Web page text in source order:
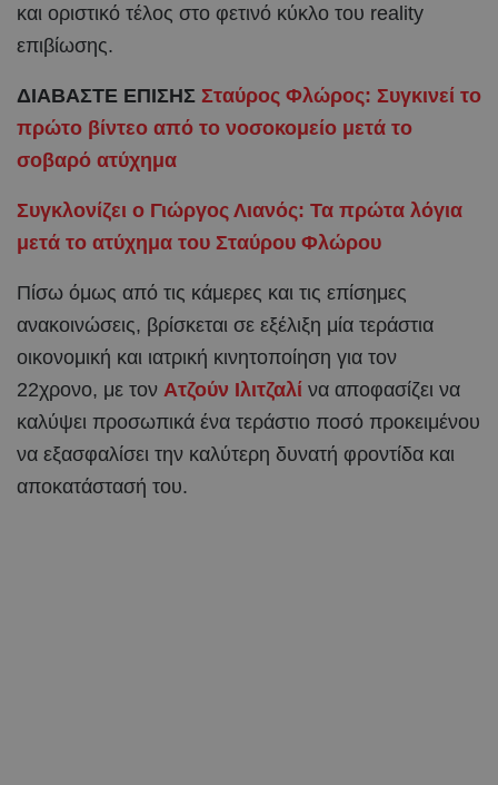
και οριστικό τέλος στο φετινό κύκλο του reality
επιβίωσης.
ΔΙΑΒΑΣΤΕ ΕΠΙΣΗΣ Σταύρος Φλώρος: Συγκινεί το
πρώτο βίντεο από το νοσοκομείο μετά το
σοβαρό ατύχημα
Συγκλονίζει ο Γιώργος Λιανός: Τα πρώτα λόγια
μετά το ατύχημα του Σταύρου Φλώρου
Πίσω όμως από τις κάμερες και τις επίσημες
ανακοινώσεις, βρίσκεται σε εξέλιξη μία τεράστια
οικονομική και ιατρική κινητοποίηση για τον
22χρονο, με τον Ατζούν Ιλιτζαλί να αποφασίζει να
καλύψει προσωπικά ένα τεράστιο ποσό προκειμένου
να εξασφαλίσει την καλύτερη δυνατή φροντίδα και
αποκατάστασή του.